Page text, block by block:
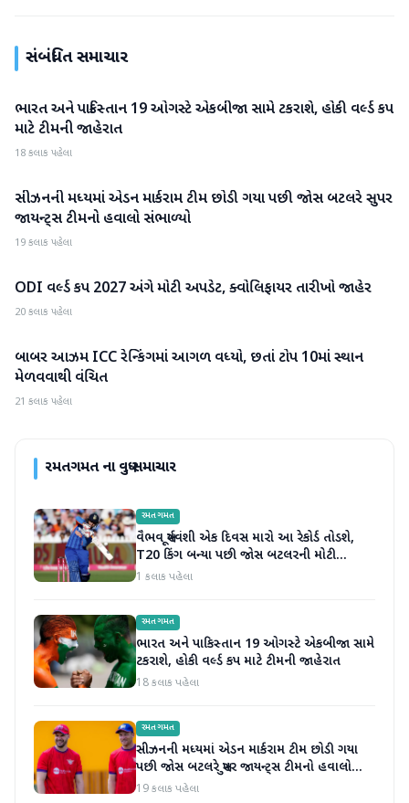
સંબંધિત સમાચાર
રમતગમત
ભારત અને પાકિસ્તાન 19 ઓગસ્ટે એકબીજા સામે ટકરાશે, હોકી વર્લ્ડ કપ
માટે ટીમની જાહેરાત
18 કલાક પહેલા
રમતગમત
સીઝનની મધ્યમાં એડન માર્કરામ ટીમ છોડી ગયા પછી જોસ બટલરે સુપર
જાયન્ટ્સ ટીમનો હવાલો સંભાળ્યો
19 કલાક પહેલા
રમતગમત
ODI વર્લ્ડ કપ 2027 અંગે મોટી અપડેટ, ક્વોલિફાયર તારીખો જાહેર
20 કલાક પહેલા
રમતગમત
બાબર આઝમ ICC રેન્કિંગમાં આગળ વધ્યો, છતાં ટોપ 10માં સ્થાન
મેળવવાથી વંચિત
21 કલાક પહેલા
રમતગમતના વધુ સમાચાર
રમતગમત
વૈભવ સૂર્યવંશી એક દિવસ મારો આ રેકોર્ડ તોડશે,
T20 કિંગ બન્યા પછી જોસ બટલરની મોટી
ભવિષ્યવાણી
1 કલાક પહેલા
રમતગમત
ભારત અને પાકિસ્તાન 19 ઓગસ્ટે એકબીજા સામે
ટકરાશે, હોકી વર્લ્ડ કપ માટે ટીમની જાહેરાત
18 કલાક પહેલા
રમતગમત
સીઝનની મધ્યમાં એડન માર્કરામ ટીમ છોડી ગયા
પછી જોસ બટલરે સુપર જાયન્ટ્સ ટીમનો હવાલો
સંભાળ્યો
19 કલાક પહેલા